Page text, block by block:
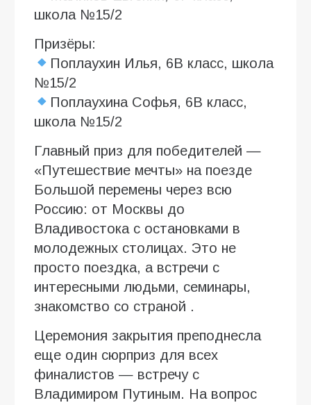
школа №15/2
Призёры:
Поплаухин Илья, 6В класс, школа
№15/2
Поплаухина Софья, 6В класс,
школа №15/2
Главный приз для победителей —
«Путешествие мечты» на поезде
Большой перемены через всю
Россию: от Москвы до
Владивостока с остановками в
молодежных столицах. Это не
просто поездка, а встречи с
интересными людьми, семинары,
знакомство со страной .
Церемония закрытия преподнесла
еще один сюрприз для всех
финалистов — встречу с
Владимиром Путиным. На вопрос